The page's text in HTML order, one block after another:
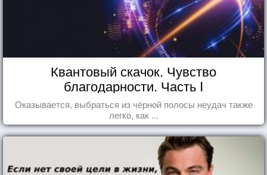
Квантовый скачок. Чувство
благодарности. Часть I
Оказывается, выбраться из чёрной полосы неудач также
легко, как ...